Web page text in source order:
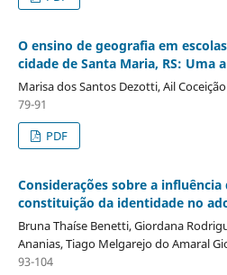
O ensino de geografia em
cidade de Santa Maria, RS: Uma
Marisa dos Santos Dezotti, Ail
79-91
PDF
Considerações sobre a
constituição da identidade no
Bruna Thaíse Benetti, Giordana
Ananias, Tiago Melgarejo do Amaral
93-104